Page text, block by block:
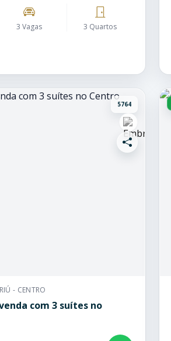
3 Vagas 3 Quartos
5764
- CENTRO
com 3 suítes no